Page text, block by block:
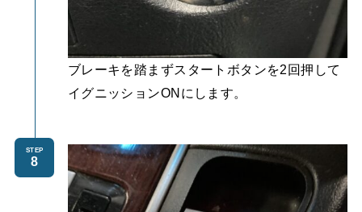
ブレーキを踏まずスタートボタンを2回押して
イグニッションONにします。
STEP